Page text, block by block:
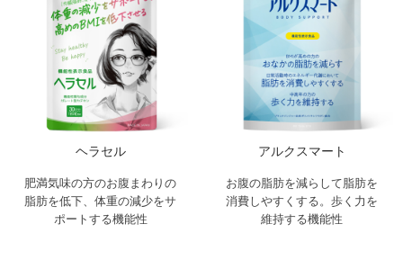
ヘラセル
肥満気味の方のお腹まわりの
脂肪を低下、体重の減少をサ
ポートする機能性
アルクスマート
お腹の脂肪を減らして脂肪を
消費しやすくする。歩く力を
維持する機能性